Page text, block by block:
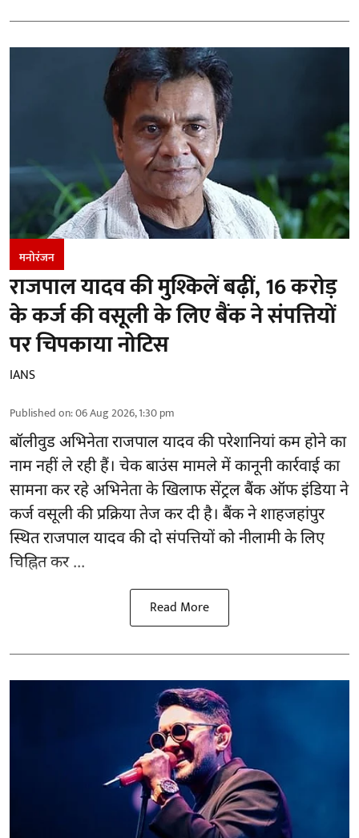
मनोरंजन
राजपाल यादव की मुश्किलें बढ़ीं, 16 करोड़
के कर्ज की वसूली के लिए बैंक ने संपत्तियों
पर चिपकाया नोटिस
IANS
Published on:06 Aug 2026, 1:30 pm
बॉलीवुडअभिनेता राजपाल यादव की परेशानियां कम होने का
नाम नहीं ले रही हैं। चेक बाउंस मामले में कानूनी कार्रवाई का
सामना कर रहे अभिनेता के खिलाफ सेंट्रल बैंक ऑफ इंडिया ने
कर्ज वसूली की प्रक्रिया तेज कर दी है। बैंक ने शाहजहांपुर
स्थित राजपाल यादव की दो संपत्तियों को नीलामी के लिए
चिह्नित कर ...
Read More